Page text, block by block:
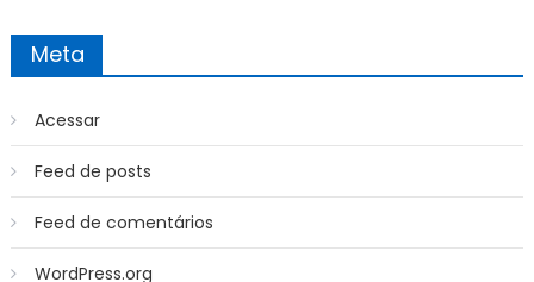
Meta
Acessar
Feed de posts
Feed de comentários
WordPress.org